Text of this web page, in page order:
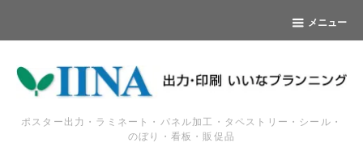
メニュー
ポスター出力・ラミネート・パネル加工・タペストリー・シール・
のぼり・看板・販促品